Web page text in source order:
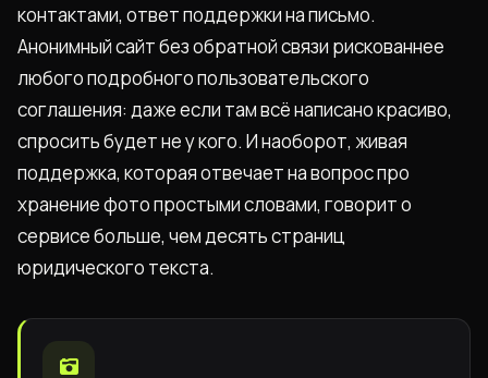
контактами, ответ поддержки на письмо.
Анонимный сайт без обратной связи рискованнее
любого подробного пользовательского
соглашения: даже если там всё написано красиво,
спросить будет не у кого. И наоборот, живая
поддержка, которая отвечает на вопрос про
хранение фото простыми словами, говорит о
сервисе больше, чем десять страниц
юридического текста.